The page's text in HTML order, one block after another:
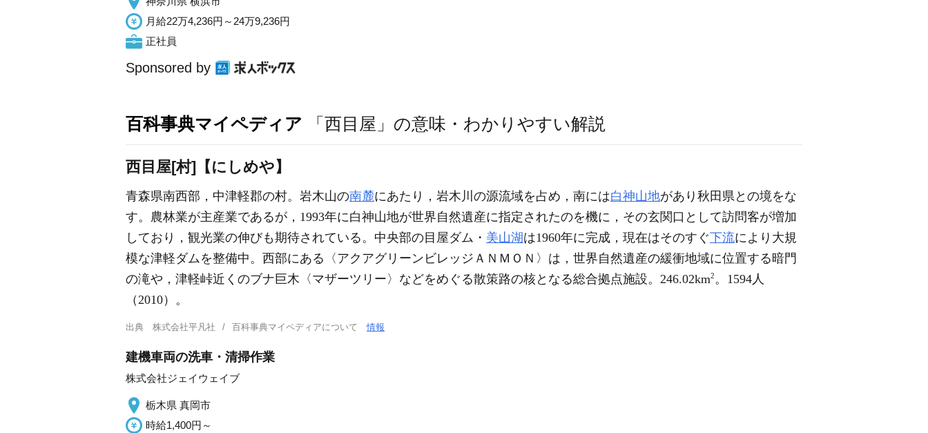
月給22万4,236円～24万9,236円
正社員
Sponsored by
百科事典マイペディア 「西目屋」の意味・わかりやすい解説
西目屋[村]【にしめや】
青森県南西部，中津軽郡の村。岩木山の南麓にあたり，岩木川の源流域を占め，南には白神山地があり秋田県との境をな
す。農林業が主産業であるが，1993年に白神山地が世界自然遺産に指定されたのを機に，その玄関口として訪問客が増加
しており，観光業の伸びも期待されている。中央部の目屋ダム・ 美山湖は1960年に完成，現在はそのすぐ下流により大規
模な津軽ダムを整備中。西部にある〈アクアグリーンビレッジＡＮＭＯＮ〉は，世界自然遺産の緩衝地域に位置する暗門
の滝や，津軽峠近くのブナ巨木〈マザーツリー〉などをめぐる散策路の核となる総合拠点施設。246.02km2。1594人
（2010）。
出典 株式会社平凡社 百科事典マイペディアについて情報
建機車両の洗車・清掃作業
株式会社ジェイウェイブ
栃木県 真岡市
時給1,400円～